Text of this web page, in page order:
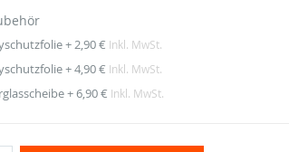
+2,90 € Inkl. MwSt.
+4,90 € Inkl. MwSt.
+6,90 € Inkl. MwSt.